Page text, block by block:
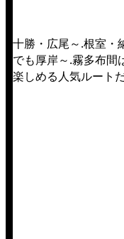
十勝・広尾～.根室・
でも厚岸～.霧多布間
楽しめる人気ルートだ